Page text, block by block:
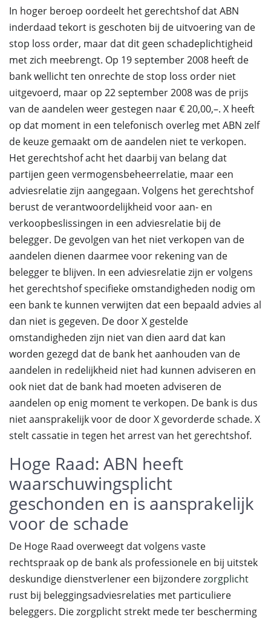
In hoger beroep oordeelt het gerechtshof dat ABN
inderdaad tekort is geschoten bij de uitvoering van de
stop loss order, maar dat dit geen schadeplichtigheid
met zich meebrengt. Op 19 september 2008 heeft de
bank wellicht ten onrechte de stop loss order niet
uitgevoerd, maar op 22 september 2008 was de prijs
van de aandelen weer gestegen naar € 20,00,–. X heeft
op dat moment in een telefonisch overleg met ABN zelf
de keuze gemaakt om de aandelen niet te verkopen.
Het gerechtshof acht het daarbij van belang dat
partijen geen vermogensbeheerrelatie, maar een
adviesrelatie zijn aangegaan. Volgens het gerechtshof
berust de verantwoordelijkheid voor aan- en
verkoopbeslissingen in een adviesrelatie bij de
belegger. De gevolgen van het niet verkopen van de
aandelen dienen daarmee voor rekening van de
belegger te blijven. In een adviesrelatie zijn er volgens
het gerechtshof specifieke omstandigheden nodig om
een bank te kunnen verwijten dat een bepaald advies al
dan niet is gegeven. De door X gestelde
omstandigheden zijn niet van dien aard dat kan
worden gezegd dat de bank het aanhouden van de
aandelen in redelijkheid niet had kunnen adviseren en
ook niet dat de bank had moeten adviseren de
aandelen op enig moment te verkopen. De bank is dus
niet aansprakelijk voor de door X gevorderde schade. X
stelt cassatie in tegen het arrest van het gerechtshof.
Hoge Raad: ABN heeft
waarschuwingsplicht
geschonden en is aansprakelijk
voor de schade
De Hoge Raad overweegt dat volgens vaste
rechtspraak op de bank als professionele en bij uitstek
deskundige dienstverlener een bijzonderezorgplicht
rust bij beleggingsadviesrelaties met particuliere
beleggers. Die zorgplicht strekt mede ter bescherming